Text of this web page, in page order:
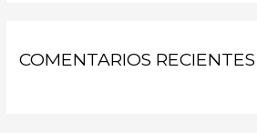
COMENTARIOS RECIENTES